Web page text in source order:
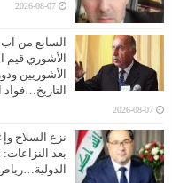
2026-08-07
السابع من
الأشوري قيم
الأشوريين
2026-08-07
نزع السلاح
بعد